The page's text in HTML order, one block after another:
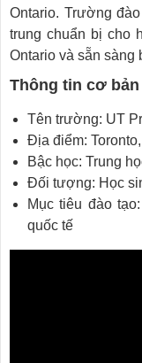
Ontario. Trường
trung chuẩn bị cho
Ontario và sẵn sàng
Thông tin cơ
Tên trường: UT
Địa điểm:
Bậc học: Trung
Đối tượng: Học
Mục tiêu đào
quốc tế